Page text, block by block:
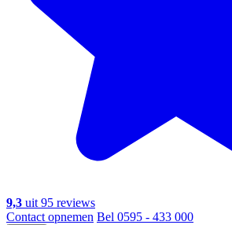
9,3 uit 95 reviews
Contact opnemen Bel 0595 - 433 000